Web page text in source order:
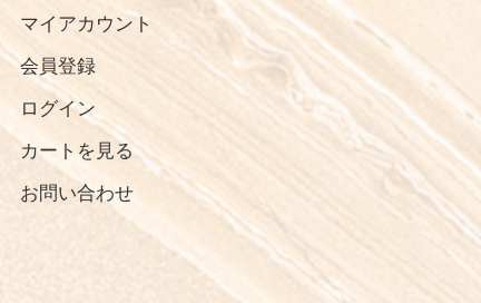
マイアカウント
会員登録
ログイン
カートを見る
お問い合わせ